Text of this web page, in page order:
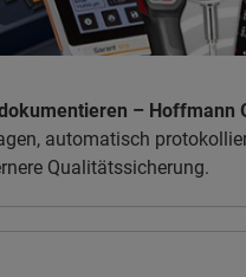
– Hoffmann
automatisch
Qualitätssicherung.